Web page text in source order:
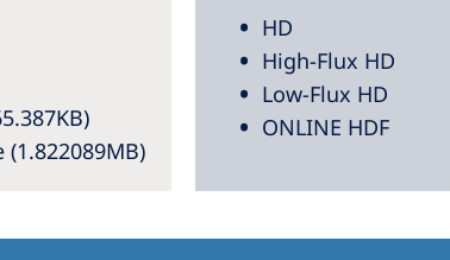
HD
High-Flux HD
Low-Flux HD
ONLINE HDF